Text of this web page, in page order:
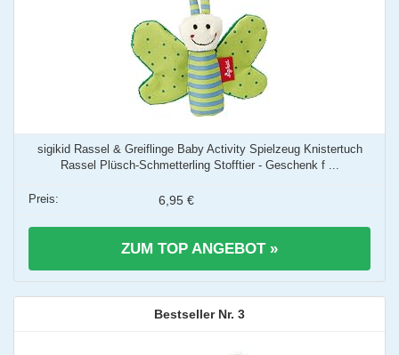
sigikid Rassel & Greiflinge Baby Activity Spielzeug Knistertuch
Rassel Plüsch-Schmetterling Stofftier - Geschenk f ...
6,95 €
ZUM TOP ANGEBOT »
3